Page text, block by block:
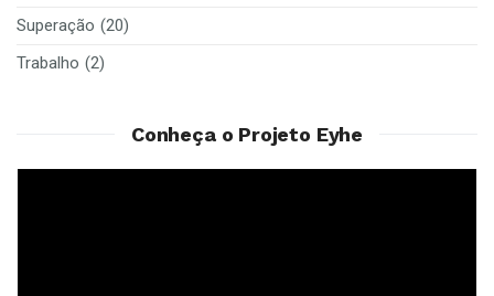
Superação (20)
Trabalho (2)
Conheça o Projeto Eyhe